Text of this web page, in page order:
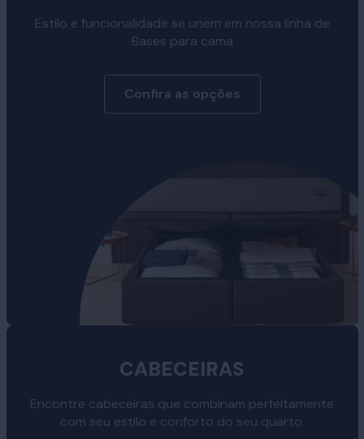
Estilo e funcionalidade se unem em nossa linha de
Bases para cama
Confira as opções
CABECEIRAS
Encontre cabeceiras que combinam perfeitamente
com seu estilo e conforto do seu quarto.